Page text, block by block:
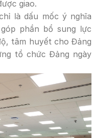
giao.
là dấu mốc ý nghĩa
phần bổ sung lực
tâm huyết cho Đảng
tổ chức Đảng ngày